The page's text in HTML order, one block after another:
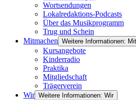
Wortsendungen
Lokalredaktions-Podcasts
Über das Musikprogramm
Trug und Schein
Mitmachen Weitere Informationen:
Kursangebote
Kinderradio
Praktika
Mitgliedschaft
Trägerverein
Wir Weitere Informationen: Wir